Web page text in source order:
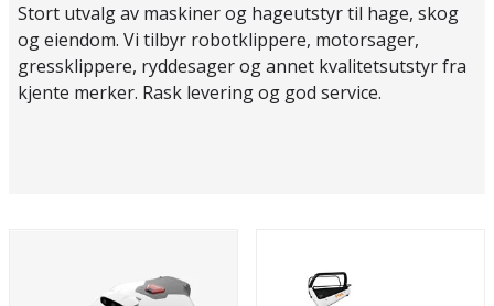
Stort utvalg av maskiner og hageutstyr til hage, skog
og eiendom. Vi tilbyr robotklippere, motorsager,
gressklippere, ryddesager og annet kvalitetsutstyr fra
kjente merker. Rask levering og god service.